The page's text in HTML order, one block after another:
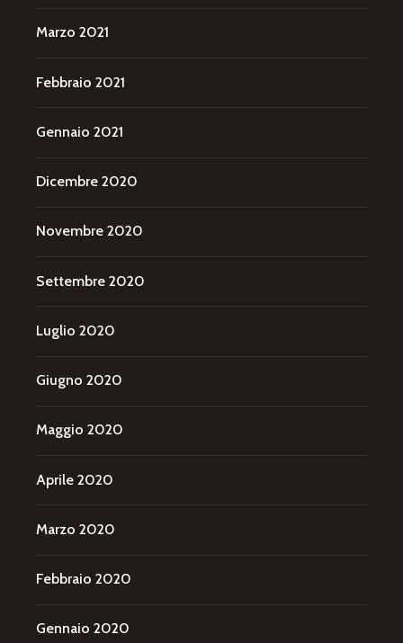
Marzo 2021
Febbraio 2021
Gennaio 2021
Dicembre 2020
Novembre 2020
Settembre 2020
Luglio 2020
Giugno 2020
Maggio 2020
Aprile 2020
Marzo 2020
Febbraio 2020
Gennaio 2020